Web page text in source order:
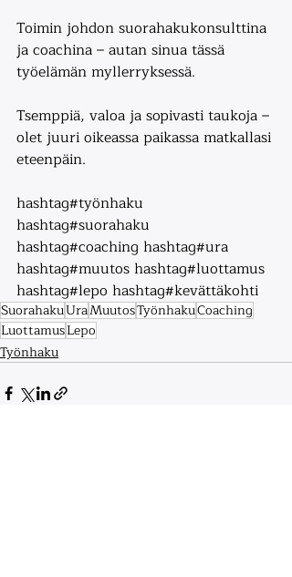
Toimin johdon suorahakukonsulttina
ja coachina – autan sinua tässä
työelämän myllerryksessä.
Tsemppiä, valoa ja sopivasti taukoja –
olet juuri oikeassa paikassa matkallasi
eteenpäin.
hashtag#työnhaku
hashtag#suorahaku
hashtag#coaching hashtag#ura
hashtag#muutos hashtag#luottamus
hashtag#lepo hashtag#kevättäkohti
SuorahakuUraMuutosTyönhakuCoaching
LuottamusLepo
Työnhaku